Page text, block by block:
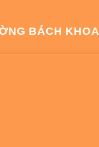
BÁCH KHOA